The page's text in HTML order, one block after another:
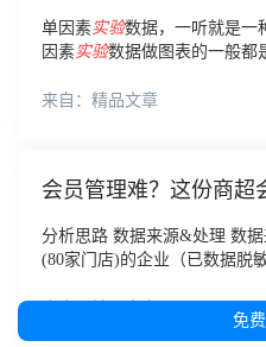
免
图表工具推荐
单因素实验数据，一听就是一
因素实验数据做图表的一般都
择请专业人士来做，还一些人
来自：精品文章
会员管理难？这份商超
分析思路 数据来源&处理 数据来源：某中大型线下连锁超市
(80家门店)的企业（已数据脱
加工及清洗；②数据脱敏